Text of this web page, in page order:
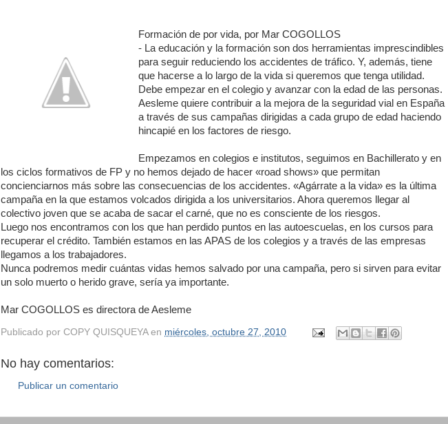
Formación de por vida, por Mar COGOLLOS
- La educación y la formación son dos herramientas imprescindibles
para seguir reduciendo los accidentes de tráfico. Y, además, tiene
que hacerse a lo largo de la vida si queremos que tenga utilidad.
Debe empezar en el colegio y avanzar con la edad de las personas.
Aesleme quiere contribuir a la mejora de la seguridad vial en España
a través de sus campañas dirigidas a cada grupo de edad haciendo
hincapié en los factores de riesgo.
Empezamos en colegios e institutos, seguimos en Bachillerato y en
los ciclos formativos de FP y no hemos dejado de hacer «road shows» que permitan
concienciarnos más sobre las consecuencias de los accidentes. «Agárrate a la vida» es la última
campaña en la que estamos volcados dirigida a los universitarios. Ahora queremos llegar al
colectivo joven que se acaba de sacar el carné, que no es consciente de los riesgos.
Luego nos encontramos con los que han perdido puntos en las autoescuelas, en los cursos para
recuperar el crédito. También estamos en las APAS de los colegios y a través de las empresas
llegamos a los trabajadores.
Nunca podremos medir cuántas vidas hemos salvado por una campaña, pero si sirven para evitar
un solo muerto o herido grave, sería ya importante.
Mar COGOLLOS es directora de Aesleme
Publicado por COPY QUISQUEYA en miércoles, octubre 27, 2010
No hay comentarios:
Publicar un comentario